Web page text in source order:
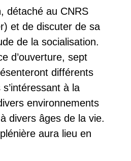
détaché au CNRS
et de discuter de sa
de la socialisation.
d’ouverture, sept
différents
à la
environnements
divers âges de la vie.
aura lieu en